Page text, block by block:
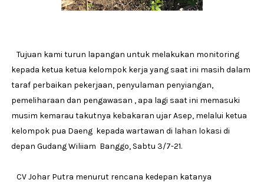
Tujuan kami turun lapangan untuk melakukan monitoring
kepada ketua ketua kelompok kerja yang saat ini masih dalam
taraf perbaikan pekerjaan, penyulaman penyiangan,
pemeliharaan dan pengawasan , apa lagi saat ini memasuki
musim kemarau takutnya kebakaran ujar Asep, melalui ketua
kelompok pua Daeng kepada wartawan di lahan lokasi di
depan Gudang Wiliiam Banggo, Sabtu 3/7-21.
CV Johar Putra menurut rencana kedepan katanya